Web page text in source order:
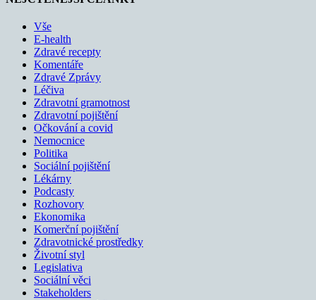
Vše
E-health
Zdravé recepty
Komentáře
Zdravé Zprávy
Léčiva
Zdravotní gramotnost
Zdravotní pojištění
Očkování a covid
Nemocnice
Politika
Sociální pojištění
Lékárny
Podcasty
Rozhovory
Ekonomika
Komerční pojištění
Zdravotnické prostředky
Životní styl
Legislativa
Sociální věci
Stakeholders